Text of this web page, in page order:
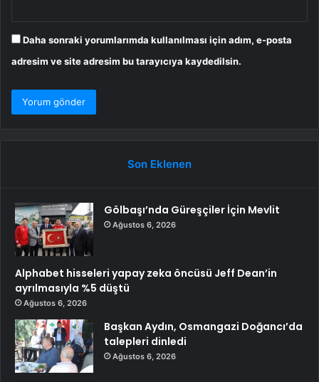
Daha sonraki yorumlarımda kullanılması için adım, e-posta
adresim ve site adresim bu tarayıcıya kaydedilsin.
Son Eklenen
Gölbaşı’nda Güreşçiler İçin Mevlit
Ağustos 6, 2026
Alphabet hisseleri yapay zeka öncüsü Jeff Dean’in
ayrılmasıyla %5 düştü
Ağustos 6, 2026
Başkan Aydın, Osmangazi Doğancı’da
talepleri dinledi
Ağustos 6, 2026